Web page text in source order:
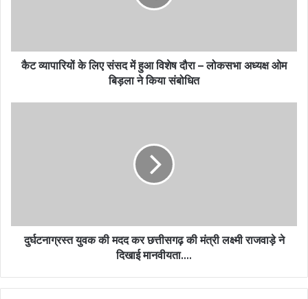
कैट व्यापारियों के लिए संसद में हुआ विशेष दौरा – लोकसभा अध्यक्ष ओम
बिड़ला ने किया संबोधित
दुर्घटनाग्रस्त युवक की मदद कर छत्तीसगढ़ की मंत्री लक्ष्मी राजवाड़े ने
दिखाई मानवीयता….